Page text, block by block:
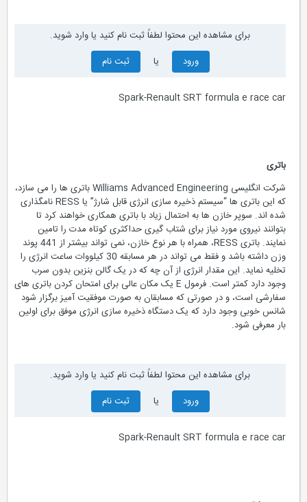
برای مشاهده این محتوا لطفاً ثبت نام کنید یا وارد شوید.
ورود
ثبت نام
Spark-Renault SRT formula e race car
باتری
شرکت انگلیسی Williams Advanced Engineering باتری ها را می سازد،
که این باتری ها “سیستم ذخیره سازی انرژی قابل شارژ” یا RESS نامگذاری
شده اند. سوپر خازن ها به احتمال زیاد با باتری همکاری خواهند کرد تا
بتوانند نیروی مورد نیاز برای شتاب گیری حداکثری کوتاه مدت را تامین
نمایند. باتری RESS، همراه با هر نوع خازن، نمی تواند بیشتر از 441 پوند
وزن داشته باشد و فقط می تواند در هر مسابقه 30 کیلووات ساعت انرژی را
تخلیه نماید. این مقدار انرژی از آن چه که در یک گالن بنزین بدون سرب
وجود دارد کمتر است. فرمول E یک مکان عالی برای امتحان کردن باتری های
سفارشی است، و در صورتی که مسابقان به صورت موفقیت آمیز برگزار شود
شانس خوبی وجود دارد که یک دستگاه ذخیره سازی انرژی موفق برای اولین
بار معرفی شود.
برای مشاهده این محتوا لطفاً ثبت نام کنید یا وارد شوید.
ورود
ثبت نام
Spark-Renault SRT formula e race car